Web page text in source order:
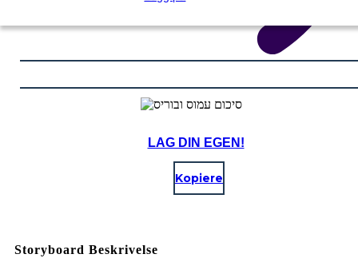
LAG DIN EGEN!
Kopiere
Storyboard Beskrivelse